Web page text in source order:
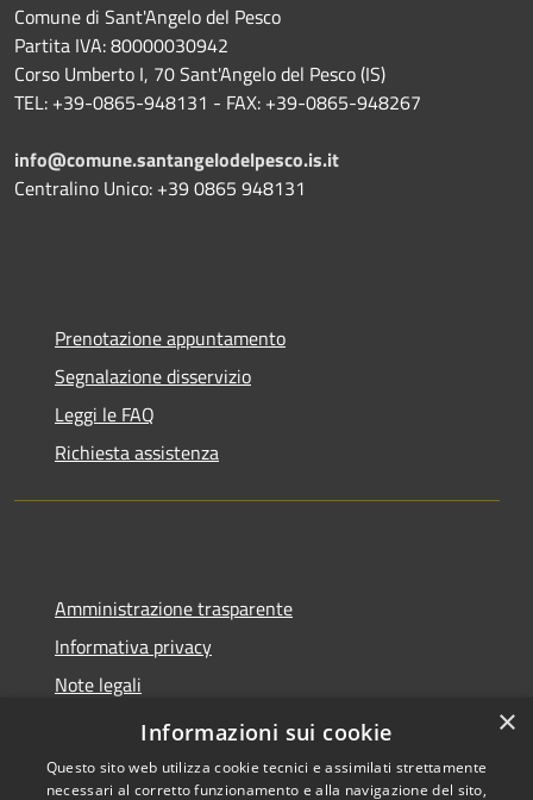
Comune di Sant'Angelo del Pesco
Partita IVA: 80000030942
Corso Umberto I, 70 Sant'Angelo del Pesco (IS)
TEL: +39-0865-948131 - FAX: +39-0865-948267
info@comune.santangelodelpesco.is.it
Centralino Unico: +39 0865 948131
Prenotazione appuntamento
Segnalazione disservizio
Leggi le FAQ
Richiesta assistenza
Amministrazione trasparente
Informativa privacy
Note legali
Dichiarazione di accessibilità
×
Informazioni sui cookie
Questo sito web utilizza cookie tecnici e assimilati strettamente
necessari al corretto funzionamento e alla navigazione del sito,